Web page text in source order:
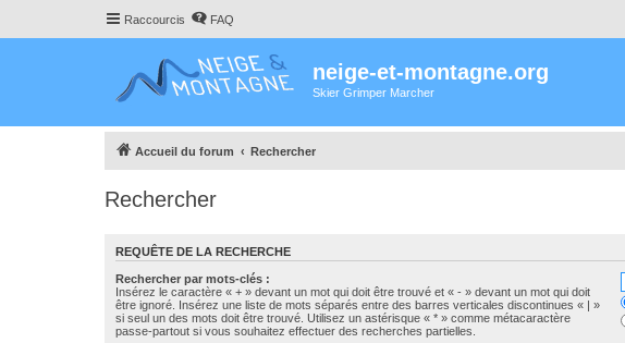
Raccourcis FAQ
neige-et-montagne.org
Skier Grimper Marcher
Accueil du forum Rechercher
Rechercher
REQUÊTE DE LA RECHERCHE
Rechercher par mots-clés :
Insérez le caractère « + » devant un mot qui doit être trouvé et « - » devant un mot qui doit
être ignoré. Insérez une liste de mots séparés entre des barres verticales discontinues « | »
si seul un des mots doit être trouvé. Utilisez un astérisque « * » comme métacaractère
passe-partout si vous souhaitez effectuer des recherches partielles.